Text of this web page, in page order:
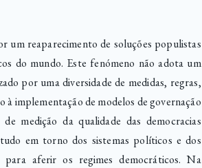
um reaparecimento de soluções populistas
do mundo. Este fenómeno não adota um
por uma diversidade de medidas, regras,
à implementação de modelos de governação
medição da qualidade das democracias
em torno dos sistemas políticos e dos
para aferir os regimes democráticos. Na